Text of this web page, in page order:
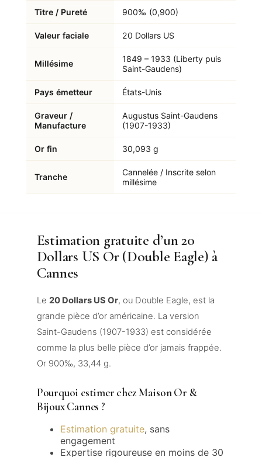
Titre / Pureté 900‰ (0,900)
Valeur faciale 20 Dollars US
Millésime
1849 – 1933 (Liberty puis
Saint-Gaudens)
Pays émetteur États-Unis
Graveur /
Manufacture
Augustus Saint-Gaudens
(1907-1933)
Or fin 30,093 g
Tranche
Cannelée / Inscrite selon
millésime
Estimation gratuite d’un 20
Dollars US Or (Double Eagle) à
Cannes
Le 20 Dollars US Or, ou Double Eagle, est la
grande pièce d’or américaine. La version
Saint-Gaudens (1907-1933) est considérée
comme la plus belle pièce d’or jamais frappée.
Or 900‰, 33,44 g.
Pourquoi estimer chez Maison Or &
Bijoux Cannes ?
Estimation gratuite, sans
engagement
Expertise rigoureuse en moins de 30